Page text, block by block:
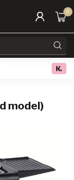
0
Gratis
model)